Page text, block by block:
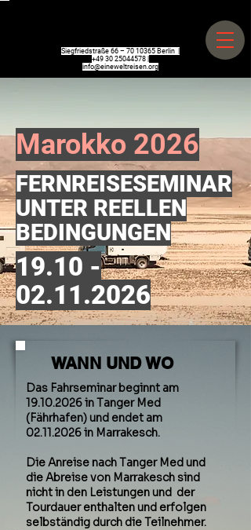
Siegfriedstraße 66 – 70 10365 Berlin |
+49 30 25044578
info@eineweltreisen.org
Marokko 2026
FERNREISESEMINAR
UNTER REELLEN
BEDINGUNGEN
19.10 -
02.11.2026
WANN UND WO
Das Fahrseminar beginnt am
19.10.2026in Tanger Med
(Fährhafen) und endet am
02.11.2026in Marrakesch.
Die Anreise nach Tanger Med und
die Abreise von Marrakesch sind
nicht in den Leistungen und der
Tourdauer enthalten und erfolgen
selbständig durch die Teilnehmer.